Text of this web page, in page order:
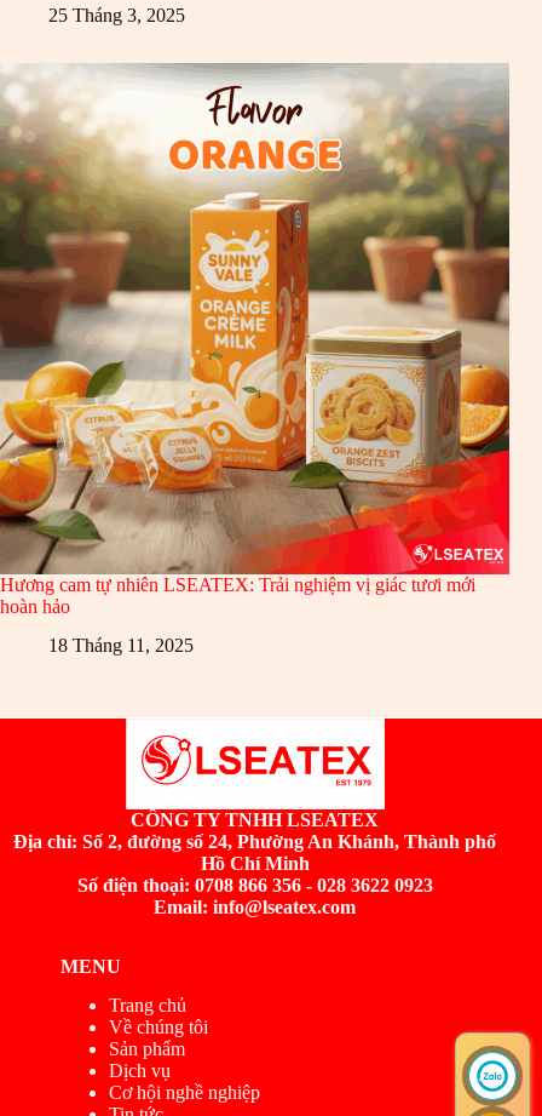
25 Tháng 3, 2025
Hương cam tự nhiên LSEATEX: Trải nghiệm vị giác tươi mới
hoàn hảo
18 Tháng 11, 2025
CÔNG TY TNHH LSEATEX
Địa chỉ: Số 2, đường số 24, Phường An Khánh, Thành phố
Hồ Chí Minh
Số điện thoại: 0708 866 356 - 028 3622 0923
Email: info@lseatex.com
MENU
Trang chủ
Về chúng tôi
Sản phẩm
Dịch vụ
Cơ hội nghề nghiệp